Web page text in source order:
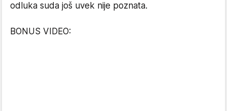
odluka suda još uvek nije poznata.
BONUS VIDEO: